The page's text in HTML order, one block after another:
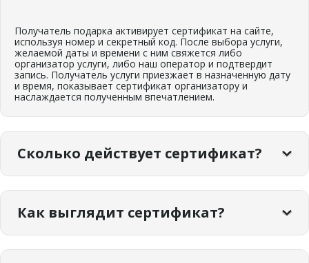
Получатель подарка активирует сертификат на сайте,
используя номер и секретный код. После выбора услуги,
желаемой даты и времени с ним свяжется либо
организатор услуги, либо наш оператор и подтвердит
запись. Получатель услуги приезжает в назначенную дату
и время, показывает сертификат организатору и
наслаждается полученным впечатлением.
Сколько действует сертификат?
месяцев с даты покупки. С момента активации услугой
нужно воспользоваться до срока действия сертификата.
Как выглядит сертификат?